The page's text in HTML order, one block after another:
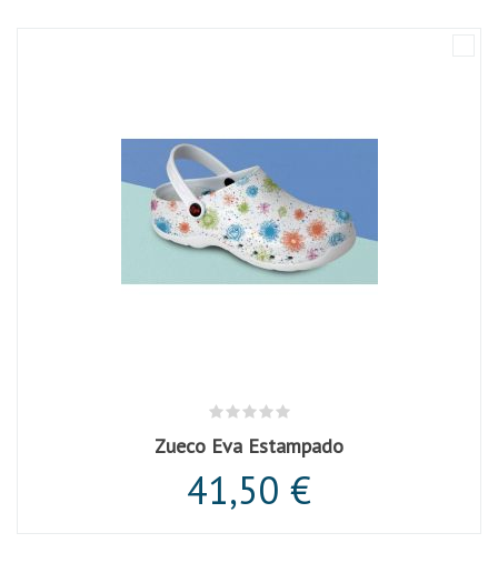
Zueco Eva Estampado
41,50 €